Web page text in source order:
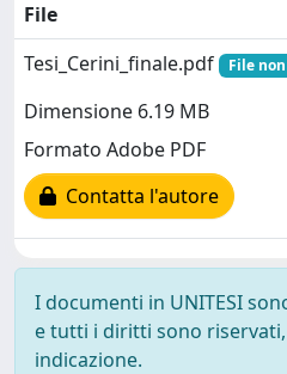
File
Tesi_Cerini_finale.pdf
File
Dimensione 6.19 MB
Formato Adobe PDF
Contatta l'autore
I documenti in UNITESI
e tutti i diritti sono
indicazione.